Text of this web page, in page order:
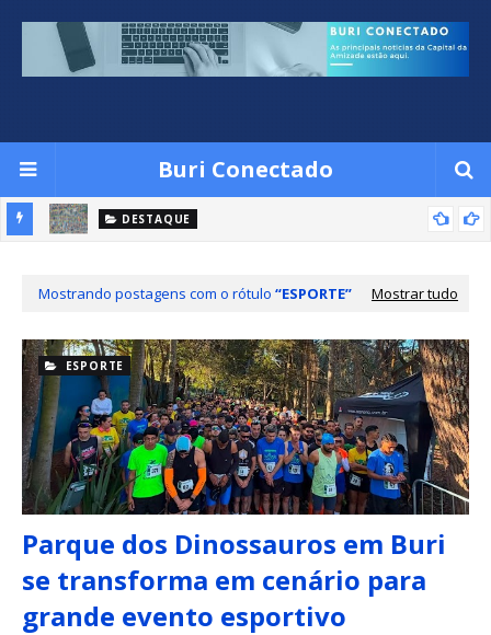
Buri Conectado
DESTAQUE
Corrida e Caminhada de São Roque, padroeiro de Buri
Mostrando postagens com o rótulo ESPORTE Mostrar tudo
ESPORTE
Parque dos Dinossauros em Buri
se transforma em cenário para
grande evento esportivo